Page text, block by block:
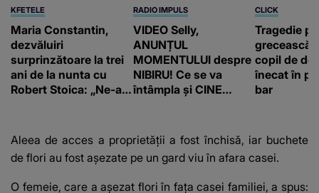
KFETELE
Maria Constantin,
dezvăluiri
surprinzătoare la trei
ani de la nunta cu
Robert Stoica: „Ne-a
RADIO IMPULS
VIDEO Selly,
ANUNȚUL
MOMENTULUI despre
NIBIRU! Ce se va
întâmpla și CINE
e ciudă că..."
CLICK
Tragedie
grecească
copil de
înecat în
bar
Aleea de acces a proprietății a fost închisă, iar buchete
de flori au fost așezate pe un gard viu în afara casei.
O femeie, care a așezat flori în fața casei familiei, a spus: